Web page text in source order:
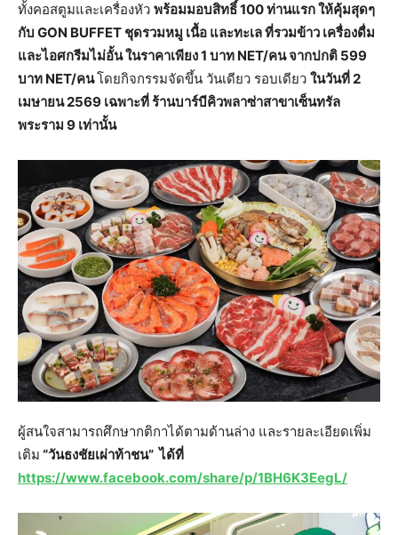
ทั้งคอสตูมและเครื่องหัว พร้อมมอบสิทธิ์100 ท่านแรก ให้คุ้มสุดๆ
กับ GON BUFFET ชุดรวมหมู เนื้อ และทะเล ที่รวมข้าว เครื่องดื่ม
และไอศกรีมไม่อั้น ในราคาเพียง 1 บาท NET/คน จากปกติ 599
บาท NET/คนโดยกิจกรรมจัดขึ้น วันเดียว รอบเดียว ในวันที่2
เมษายน 2569 เฉพาะที่ ร้านบาร์บีคิวพลาซ่าสาขาเซ็นทรัล
พระราม 9 เท่านั้น
ผู้สนใจสามารถศึกษากติกาได้ตามด้านล่าง และรายละเอียดเพิ่ม
เติม “วันธงชัยเผ่าท้าชน” ได้ที่
https://www.facebook.com/share/p/1BH6K3EegL/